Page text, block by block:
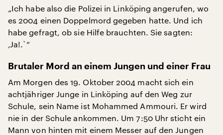
„Ich habe also die Polizei in Linköping angerufen, wo
es 2004 einen Doppelmord gegeben hatte. Und ich
habe gefragt, ob sie Hilfe brauchten. Sie sagten:
‚Ja!.`“
Brutaler Mord an einem Jungen und einer Frau
Am Morgen des 19. Oktober 2004 macht sich ein
achtjähriger Junge in Linköping auf den Weg zur
Schule, sein Name ist Mohammed Ammouri. Er wird
nie in der Schule ankommen. Um 7:50 Uhr sticht ein
Mann von hinten mit einem Messer auf den Jungen